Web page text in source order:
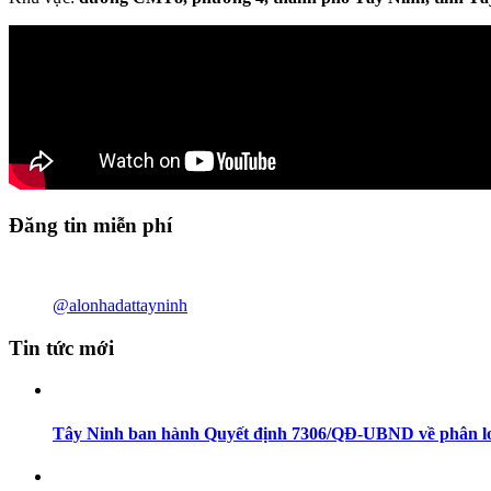
Đăng tin miễn phí
@alonhadattayninh
Tin tức mới
Tây Ninh ban hành Quyết định 7306/QĐ-UBND về phân